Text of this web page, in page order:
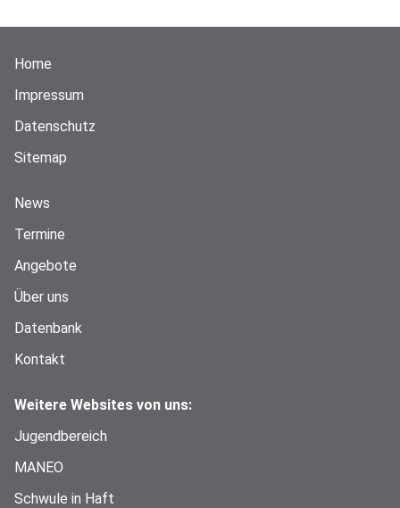
Home
Impressum
Datenschutz
Sitemap
News
Termine
Angebote
Über uns
Datenbank
Kontakt
Weitere Websites von uns:
Jugendbereich
MANEO
Schwule in Haft